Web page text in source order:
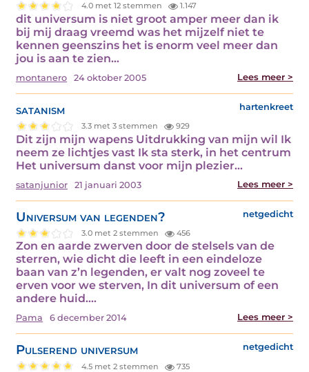
4.0 met 12 stemmen 1.147
dit universum is niet groot amper meer dan ik
bij mij draag vreemd was het mijzelf niet te
kennen geenszins het is enorm veel meer dan
jou is aan te zien…
montanero 24 oktober 2005 Lees meer >
satanism hartenkreet
3.3 met 3 stemmen 929
Dit zijn mijn wapens Uitdrukking van mijn wil Ik
neem ze lichtjes vast Ik sta sterk, in het centrum
Het universum danst voor mijn plezier…
satanjunior 21 januari 2003 Lees meer >
Universum van legenden? netgedicht
3.0 met 2 stemmen 456
Zon en aarde zwerven door de stelsels van de
sterren, wie dicht die leeft in een eindeloze
baan van z’n legenden, er valt nog zoveel te
erven voor we sterven, In dit universum of een
andere huid.…
Pama 6 december 2014 Lees meer >
Pulserend universum netgedicht
4.5 met 2 stemmen 735